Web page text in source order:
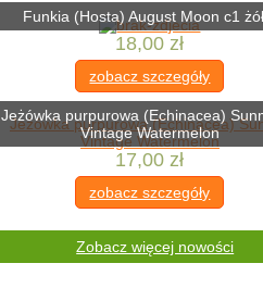
Funkia (Hosta) August Moon c1
18,00 zł
zobacz szczegóły
Jeżówka purpurowa (Echinacea)
Vintage Watermelon
17,00 zł
zobacz szczegóły
Zobacz więcej nowości